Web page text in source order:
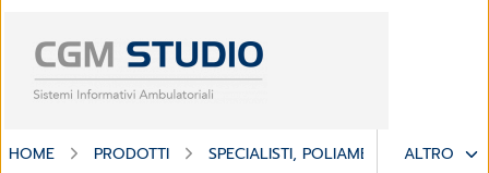
HOME PRODOTTI SPECIALISTI, POLIAMBULATORI E
ALTRO